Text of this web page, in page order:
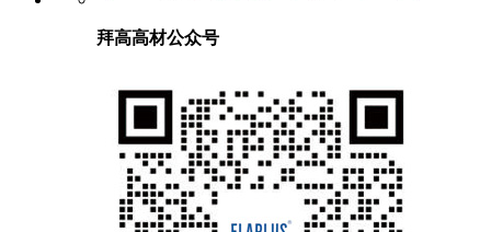
拜高高材公众号